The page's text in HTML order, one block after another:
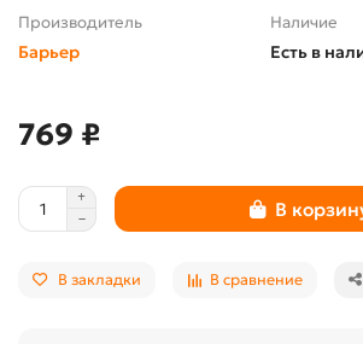
Производитель
Барьер
Наличие
Есть в
769 ₽
В
В закладки В сравнение